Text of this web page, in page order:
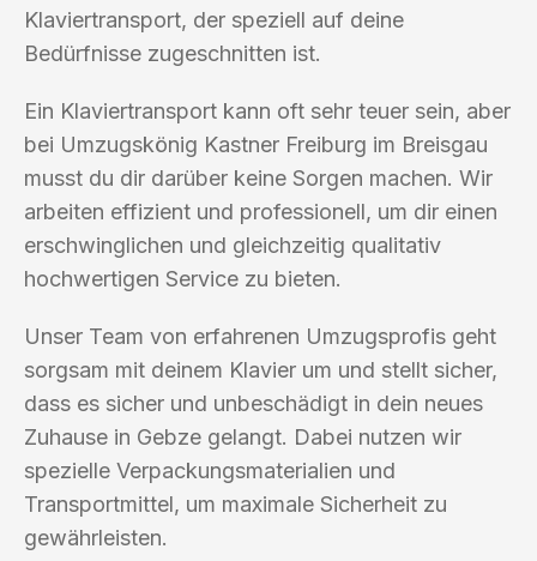
Klaviertransport, der speziell auf deine
Bedürfnisse zugeschnitten ist.
Ein Klaviertransport kann oft sehr teuer sein, aber
bei Umzugskönig Kastner Freiburg im Breisgau
musst du dir darüber keine Sorgen machen. Wir
arbeiten effizient und professionell, um dir einen
erschwinglichen und gleichzeitig qualitativ
hochwertigen Service zu bieten.
Unser Team von erfahrenen Umzugsprofis geht
sorgsam mit deinem Klavier um und stellt sicher,
dass es sicher und unbeschädigt in dein neues
Zuhause in Gebze gelangt. Dabei nutzen wir
spezielle Verpackungsmaterialien und
Transportmittel, um maximale Sicherheit zu
gewährleisten.